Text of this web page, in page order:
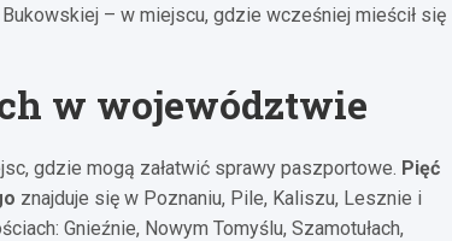
– w miejscu, gdzie wcześniej mieścił się
w województwie
gdzie mogą załatwić sprawy paszportowe. Pięć
znajduje się w Poznaniu, Pile, Kaliszu, Lesznie i
Gnieźnie, Nowym Tomyślu, Szamotułach,